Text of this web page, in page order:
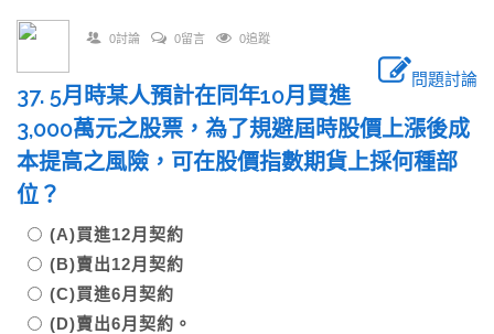
0討論 0留言 0追蹤
問題討論
37. 5月時某人預計在同年10月買進
3,000萬元之股票，為了規避屆時股價上漲後成
本提高之風險，可在股價指數期貨上採何種部
位？
(A)買進12月契約
(B)賣出12月契約
(C)買進6月契約
(D)賣出6月契約。